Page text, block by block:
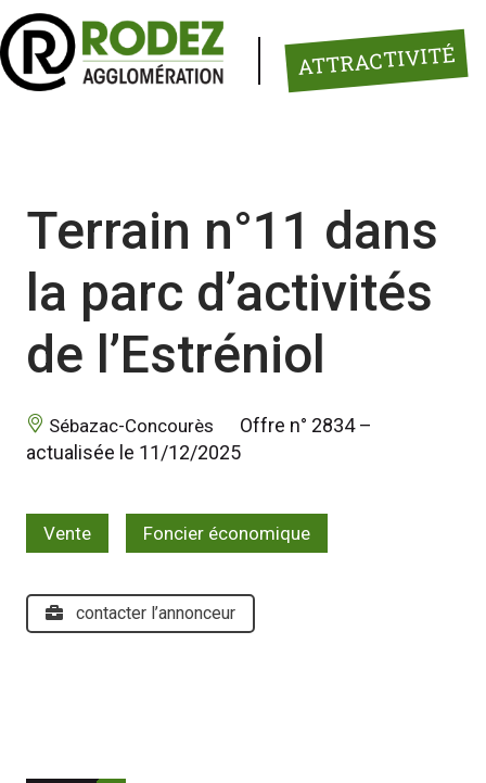
ATTRACTIVITÉ
Terrain n°11 dans
la parc d’activités
de l’Estréniol
Sébazac-Concourès
Offre n° 2834 –
actualisée le 11/12/2025
Vente Foncier économique
contacter l’annonceur